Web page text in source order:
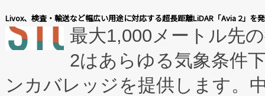
す。FCCM‑を活用した現地生
患者にとっての費用負担を大
のアクセスを大幅に拡大する
Fully-Connected Continuous
会社エーアイ・アンド：本社
President原信平）と、エンタ
ードするVoltaiqは、日本にあ
ーエネルギー貯蔵システム（
Livox、検査・輸送など幅広い用途に対応する超長距離LiDAR「Avia 2」を
最大1,000メートル先
2はあらゆる気象条件
ンカバレッジを提供します。